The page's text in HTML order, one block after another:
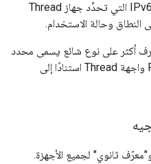
هناك العديد من عناوين البث الأحادي IPv6 التي تحدِّد جهاز Thread
النطاق وحالة الاستخدام.
أكثر على نوع شائع يسمى محدد
مواقع التوجيه (RLOC). يحدد RLOC واجهة Thread استنادًا إلى
ثانوي" لجميع الأجهزة.